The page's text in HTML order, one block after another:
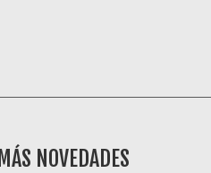
MÁS NOVEDADES